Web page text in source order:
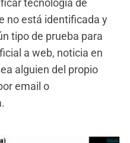
tecnología de
no está identificada y
tipo de prueba para
a web, noticia en
alguien del propio
email o